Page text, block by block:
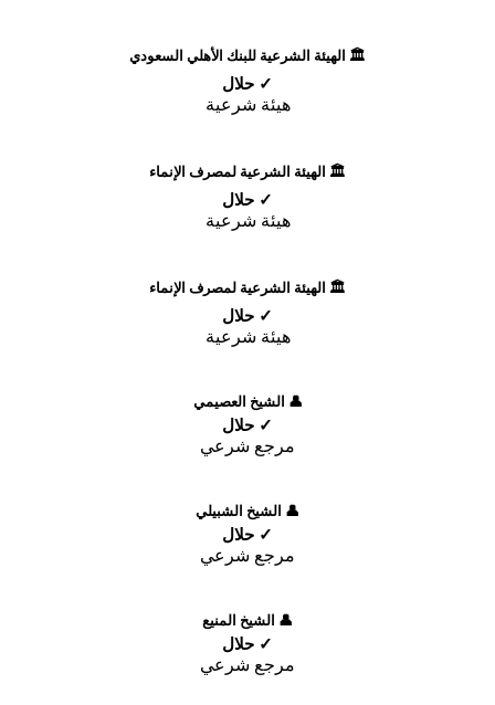
🏛️ الهيئة الشرعية للبنك الأهلي السعودي
✓ حلال
هيئة شرعية
🏛️ الهيئة الشرعية لمصرف الإنماء
✓ حلال
هيئة شرعية
🏛️ الهيئة الشرعية لمصرف الإنماء
✓ حلال
هيئة شرعية
👤 الشيخ العصيمي
✓ حلال
مرجع شرعي
👤 الشيخ الشبيلي
✓ حلال
مرجع شرعي
👤 الشيخ المنيع
✓ حلال
مرجع شرعي